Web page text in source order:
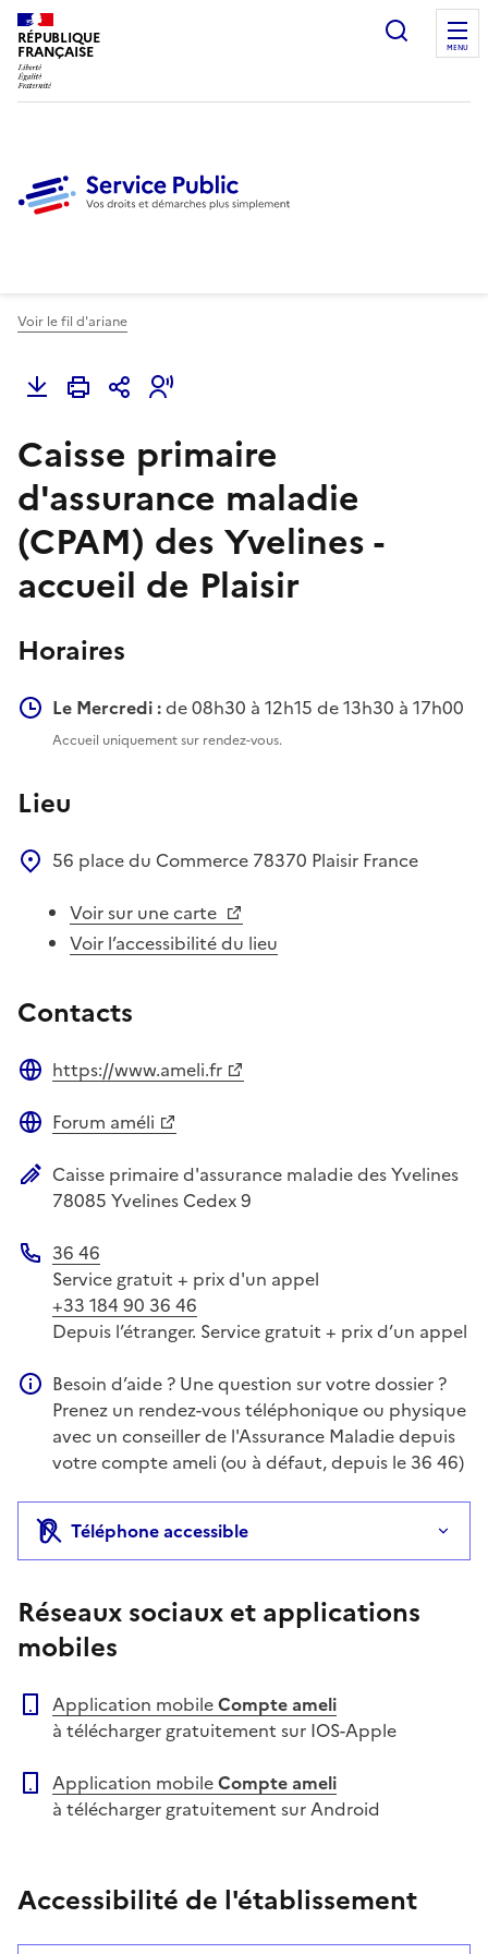
RÉPUBLIQUE
FRANÇAISE
Ouvrir
MENU
Voir le fil d'ariane
Caisse primaire
d'assurance maladie
(CPAM) des Yvelines -
accueil de Plaisir
Horaires
Le Mercredi :de 08h30 à 12h15 de 13h30 à 17h00
Accueil uniquement sur rendez-vous.
Lieu
56 place du Commerce 78370 Plaisir France
Voir sur une carte
Voir l’accessibilité du lieu
Contacts
https://www.ameli.fr
Forum améli
Adresse postale
Caisse primaire d'assurance maladie des Yvelines
78085 Yvelines Cedex 9
Téléphone
36 46
Service gratuit + prix d'un appel
+33 184 90 36 46
Depuis l’étranger. Service gratuit + prix d’un appel
Information complémentaire
Besoin d’aide ? Une question sur votre dossier ?
Prenez un rendez-vous téléphonique ou physique
avec un conseiller de l'Assurance Maladie depuis
votre compte ameli (ou à défaut, depuis le 36 46)
Téléphone accessible
Réseaux sociaux et applications
mobiles
Application mobileCompte ameli
à télécharger gratuitement sur IOS-Apple
Application mobileCompte ameli
à télécharger gratuitement sur Android
Accessibilité de l'établissement